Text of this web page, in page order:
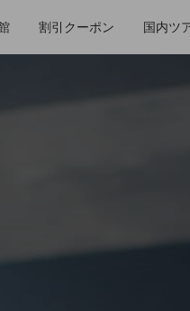
割引クーポン 国内ツ